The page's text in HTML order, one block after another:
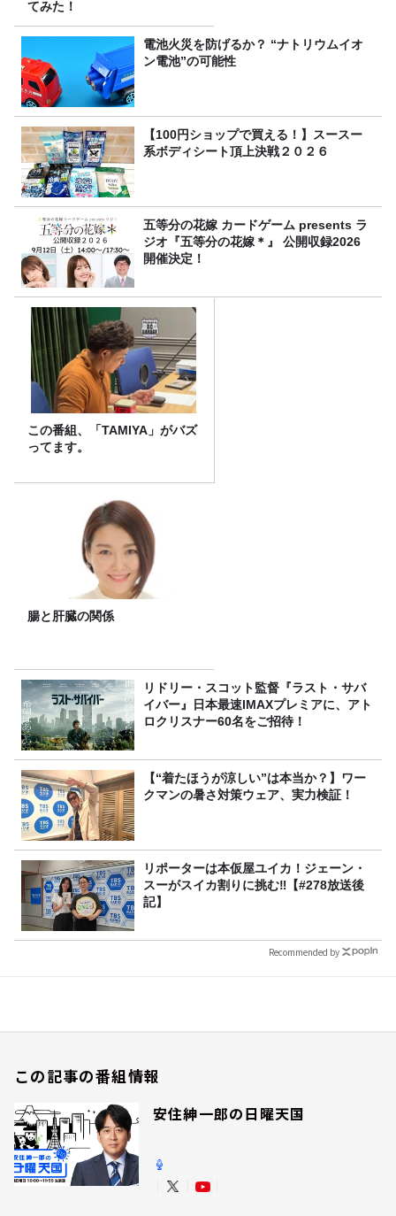
てみた！
電池火災を防げるか？ “ナトリウムイオ
ン電池”の可能性
【100円ショップで買える！】スースー
系ボディシート頂上決戦２０２６
五等分の花嫁 カードゲーム presents ラ
ジオ『五等分の花嫁＊』 公開収録2026
開催決定！
この番組、「TAMIYA」がバズ
ってます。
腸と肝臓の関係
リドリー・スコット監督『ラスト・サバ
イバー』日本最速IMAXプレミアに、アト
ロクリスナー60名をご招待！
【“着たほうが涼しい”は本当か？】ワー
クマンの暑さ対策ウェア、実力検証！
リポーターは本仮屋ユイカ！ジェーン・
スーがスイカ割りに挑む‼【#278放送後
記】
Recommended by
この記事の番組情報
安住紳一郎の日曜天国